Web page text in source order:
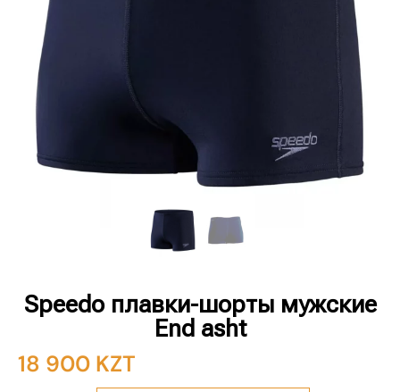
Speedo плавки-шорты мужские
End asht
18 900 KZT